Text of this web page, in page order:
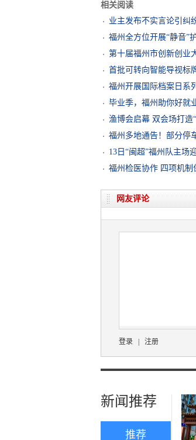
相关阅读
业主发布不实言论引纠
福州全方位开展“静音”
第十届福州市创新创业
首批可转向智能导视标
福州开展国际档案日系
毕业季，福州助你好就
渔博会启幕 双会场打造
福州多地通告！部分停
13日“闽超”福州队主场
福州检医协作 四项机制
网友评论
登录 注册
新闻推荐
推荐